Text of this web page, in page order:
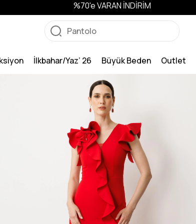
%70'e VARAN İNDİRİM
İlkbahar/Yaz’ 26 Büyük Beden Outlet